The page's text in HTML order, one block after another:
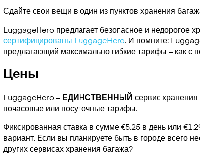
Сдайте свои вещи в один из пунктов хранения
LuggageHero предлагает безопасное и недорогое
сертифицированы LuggageHero. И помните:
предлагающий максимально гибкие тарифы – как с
Цены
LuggageHero – ЕДИНСТВЕННЫЙ сервис
почасовые или посуточные тарифы.
Фиксированная ставка в сумме €5.25 в день или
вариант. Если вы планируете быть в городе всего
других сервисах хранения багажа?